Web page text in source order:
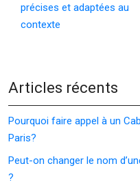
précises et adaptées au
contexte
Articles récents
Pourquoi faire appel à un
Paris?
Peut-on changer le nom
?